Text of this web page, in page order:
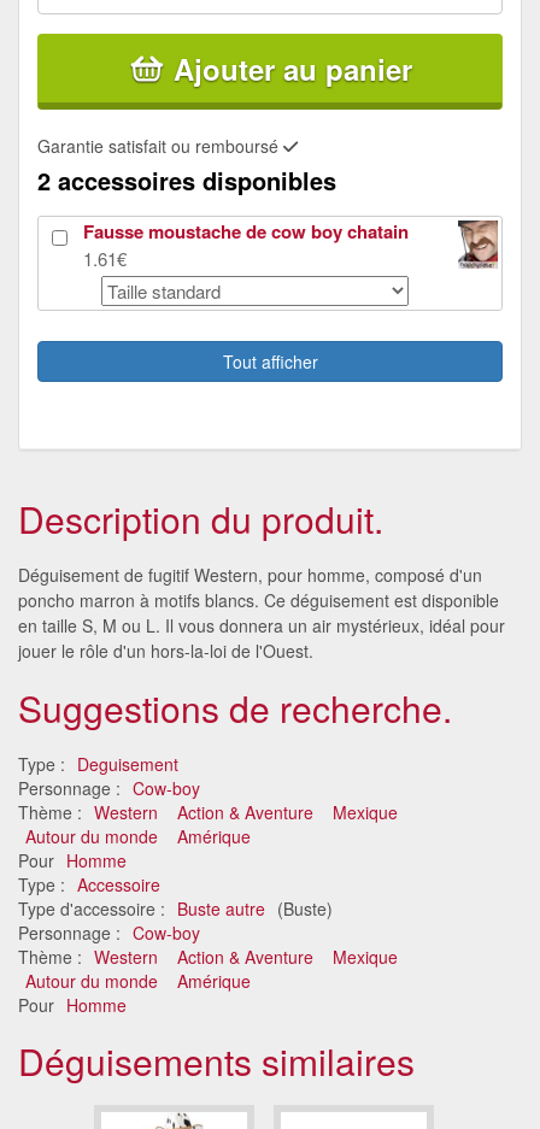
Ajouter au panier
Garantie satisfait ou remboursé
2 accessoires disponibles
Fausse moustache de cow boy chatain
1.61€
Tout afficher
Description du produit.
Déguisement de fugitif Western, pour homme, composé d'un
poncho marron à motifs blancs. Ce déguisement est disponible
en taille S, M ou L. Il vous donnera un air mystérieux, idéal pour
jouer le rôle d'un hors-la-loi de l'Ouest.
Suggestions de recherche.
Type : Deguisement
Personnage : Cow-boy
Thème : Western Action & Aventure
Mexique
Autour du monde
Amérique
Pour Homme
Type : Accessoire
Type d'accessoire : Buste autre (Buste)
Personnage : Cow-boy
Thème : Western Action & Aventure
Mexique
Autour du monde
Amérique
Pour Homme
Déguisements similaires